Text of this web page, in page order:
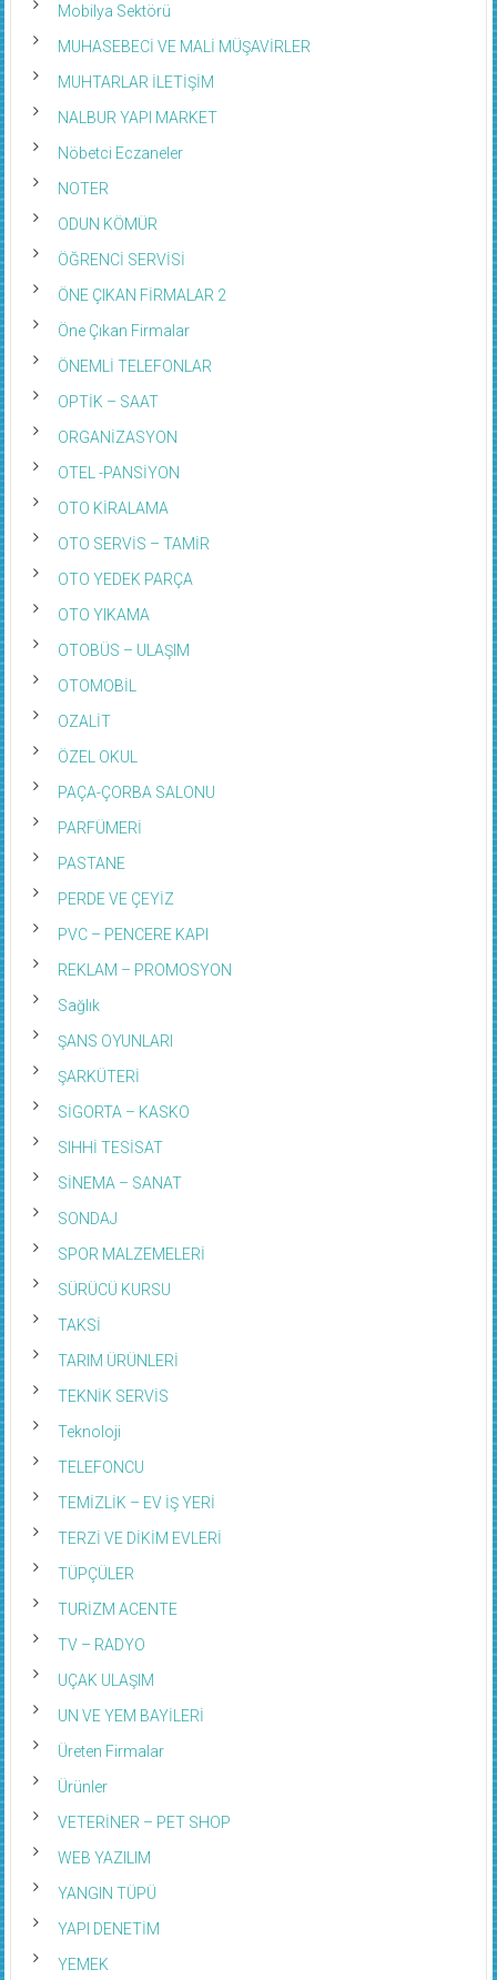
Mobilya Sektörü
MUHASEBECİ VE MALİ MÜŞAVİRLER
MUHTARLAR İLETİŞİM
NALBUR YAPI MARKET
Nöbetci Eczaneler
NOTER
ODUN KÖMÜR
ÖĞRENCİ SERVİSİ
ÖNE ÇIKAN FİRMALAR 2
Öne Çıkan Firmalar
ÖNEMLİ TELEFONLAR
OPTİK – SAAT
ORGANİZASYON
OTEL -PANSİYON
OTO KİRALAMA
OTO SERVİS – TAMİR
OTO YEDEK PARÇA
OTO YIKAMA
OTOBÜS – ULAŞIM
OTOMOBİL
OZALİT
ÖZEL OKUL
PAÇA-ÇORBA SALONU
PARFÜMERİ
PASTANE
PERDE VE ÇEYİZ
PVC – PENCERE KAPI
REKLAM – PROMOSYON
Sağlık
ŞANS OYUNLARI
ŞARKÜTERİ
SİGORTA – KASKO
SIHHİ TESİSAT
SİNEMA – SANAT
SONDAJ
SPOR MALZEMELERİ
SÜRÜCÜ KURSU
TAKSİ
TARIM ÜRÜNLERİ
TEKNİK SERVİS
Teknoloji
TELEFONCU
TEMİZLİK – EV İŞ YERİ
TERZİ VE DİKİM EVLERİ
TÜPÇÜLER
TURİZM ACENTE
TV – RADYO
UÇAK ULAŞIM
UN VE YEM BAYİLERİ
Üreten Firmalar
Ürünler
VETERİNER – PET SHOP
WEB YAZILIM
YANGIN TÜPÜ
YAPI DENETİM
YEMEK